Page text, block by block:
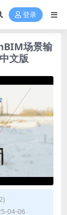
登录
场景输
文版
04-06